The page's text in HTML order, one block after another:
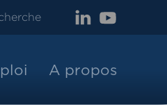
A propos